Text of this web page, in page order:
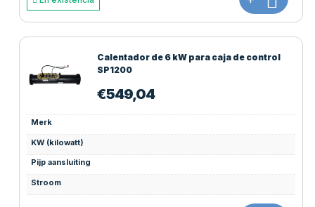
Calentador de 6 kW para caja de control
SP1200
€549,04
Merk
KW (kilowatt)
Pijp aansluiting
Stroom